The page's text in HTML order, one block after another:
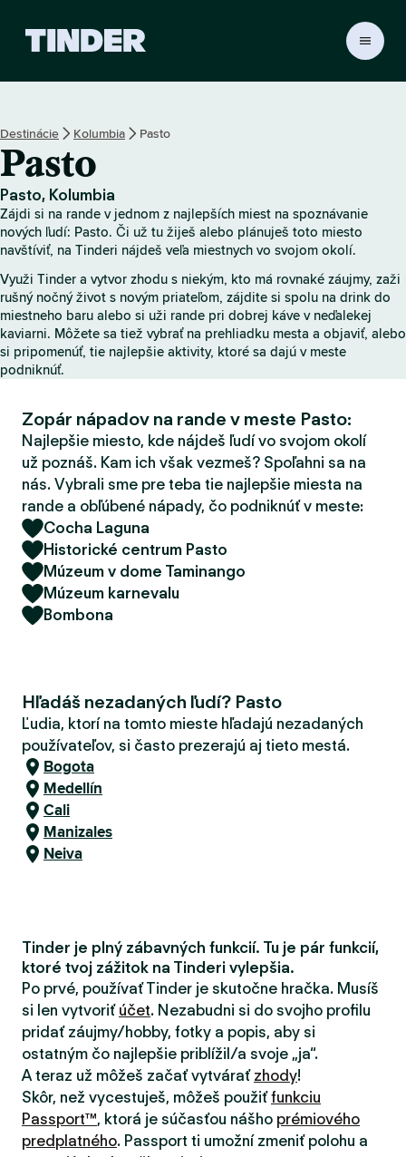
s
b
r
a
o
v
k
a
T
d
e
r
Destinácie Kolumbia Pasto
Pasto
Pasto, Kolumbia
Zájdi si na rande v jednom z najlepších miest na spoznávanie
nových ľudí: Pasto. Či už tu žiješ alebo plánuješ toto miesto
navštíviť, na Tinderi nájdeš veľa miestnych vo svojom okolí.
Využi Tinder a vytvor zhodu s niekým, kto má rovnaké záujmy, zaži
rušný nočný život s novým priateľom, zájdite si spolu na drink do
miestneho baru alebo si uži rande pri dobrej káve v neďalekej
kaviarni. Môžete sa tiež vybrať na prehliadku mesta a objaviť, alebo
si pripomenúť, tie najlepšie aktivity, ktoré sa dajú v meste
podniknúť.
Zopár nápadov na rande v meste Pasto:
Najlepšie miesto, kde nájdeš ľudí vo svojom okolí
už poznáš. Kam ich však vezmeš? Spoľahni sa na
nás. Vybrali sme pre teba tie najlepšie miesta na
rande a obľúbené nápady, čo podniknúť v meste:
Cocha Laguna
Historické centrum Pasto
Múzeum v dome Taminango
Múzeum karnevalu
Bombona
Hľadáš nezadaných ľudí? Pasto
Ľudia, ktorí na tomto mieste hľadajú nezadaných
používateľov, si často prezerajú aj tieto mestá.
Bogota
Medellín
Cali
Manizales
Neiva
Tinder je plný zábavných funkcií. Tu je pár funkcií,
ktoré tvoj zážitok na Tinderi vylepšia.
Po prvé, používať Tinder je skutočne hračka. Musíš
si len vytvoriť účet. Nezabudni si do svojho profilu
pridať záujmy/hobby, fotky a popis, aby si
ostatným čo najlepšie priblížil/a svoje „ja“.
A teraz už môžeš začať vytvárať zhody!
Skôr, než vycestuješ, môžeš použiťfunkciu
Passport™, ktorá je súčasťou nášho prémiového
predplatného. Passport ti umožní zmeniť polohu a